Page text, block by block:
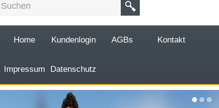
Home Kundenlogin AGBs Kontakt
Impressum Datenschutz